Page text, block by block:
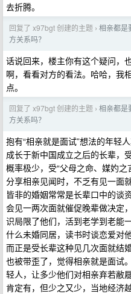
去折腾。
回复了 x97bgt 创建的主题 › 相亲都是
方关系吗？
话说回来，楼主你有这个疑问，
啊，看看对方的看法。哈哈，我
点。
回复了 x97bgt 创建的主题 › 相亲都是
方关系吗？
抱有“相亲就是面试”想法的年轻人
成长于新中国成立之后的长辈，
概率极少，受“父母之命、媒妁
分享相亲见闻时，不乏有见一面
皆非的婚姻常常是长辈口中的谈
会见一两次面就催促晚辈做决定
识局限了他们，活到老学到老能
什么未婚同居，读书时谈恋爱对
而正是受长辈这种见几次面就结
也被带歪了，觉得相亲就是面试
轻人，让多少他们对相亲弃若敝
肯定有，但少之又少，当地经济